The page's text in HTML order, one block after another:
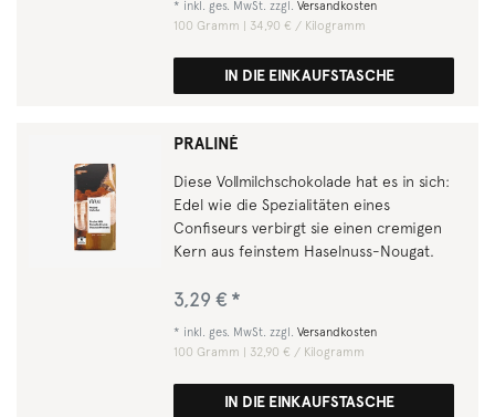
* inkl. ges. MwSt. zzgl.Versandkosten
100 Gramm | 34,90 € / Kilogramm
IN DIE EINKAUFSTASCHE
PRALINÉ
Diese Vollmilchschokolade hat es in sich:
Edel wie die Spezialitäten eines
Confiseurs verbirgt sie einen cremigen
Kern aus feinstem Haselnuss-Nougat.
3,29 € *
* inkl. ges. MwSt. zzgl.Versandkosten
100 Gramm | 32,90 € / Kilogramm
IN DIE EINKAUFSTASCHE